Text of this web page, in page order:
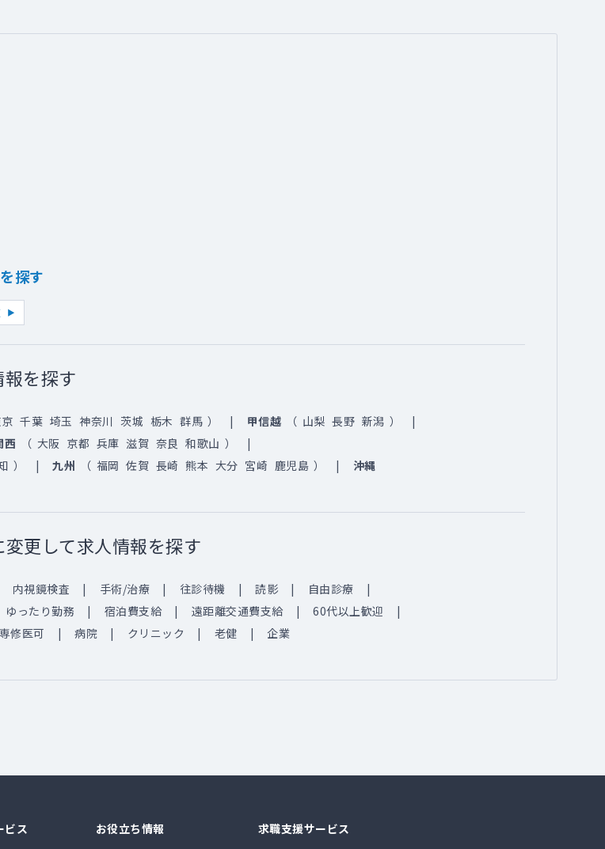
探す
を探す
千葉 埼玉 神奈川 茨城 栃木 群馬 ） 甲信越 （ 山梨 長野 新潟 ）
西 （ 大阪 京都 兵庫 滋賀 奈良 和歌山 ）
） 九州 （ 福岡 佐賀 長崎 熊本 大分 宮崎 鹿児島 ） 沖縄
更して求人情報を探す
内視鏡検査 手術/治療 往診待機 読影
自由診療
ゆったり勤務 宿泊費支給 遠距離交通費支給
60代以上歓迎
修医可 病院 クリニック 老健 企業
ビス お役立ち情報 求職支援サービス